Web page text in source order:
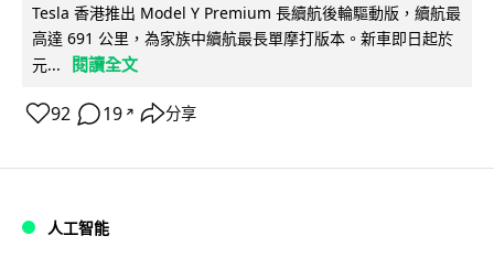
Tesla 香港推出 Model Y Premium 長續航後輪驅動版，續航最
高達 691 公里，為家族中續航最長單摩打版本。新車即日起於
元...
閱讀全文
92 19 ↗ 分享
人工智能